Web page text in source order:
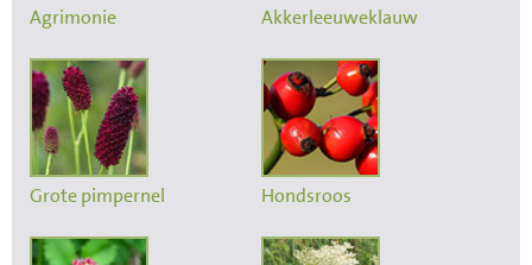
Agrimonie Akkerleeuweklauw
Grote pimpernel Hondsroos